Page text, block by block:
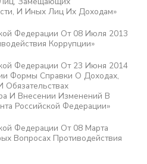
И Иных Лиц Их Доходам»
Федерации От 08 Июля 2013
Коррупции»
Федерации От 23 Июня 2014
Формы Справки О Доходах,
Обязательствах
И Внесении Изменений В
Российской Федерации»
Федерации От 08 Марта
Вопросах Противодействия